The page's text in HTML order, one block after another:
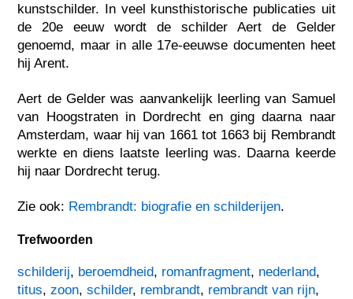
kunstschilder. In veel kunsthistorische publicaties uit
de 20e eeuw wordt de schilder Aert de Gelder
genoemd, maar in alle 17e-eeuwse documenten heet
hij Arent.
Aert de Gelder was aanvankelijk leerling van Samuel
van Hoogstraten in Dordrecht en ging daarna naar
Amsterdam, waar hij van 1661 tot 1663 bij Rembrandt
werkte en diens laatste leerling was. Daarna keerde
hij naar Dordrecht terug.
Zie ook: Rembrandt: biografie en schilderijen.
Trefwoorden
schilderij, beroemdheid, romanfragment, nederland,
titus,zoon,schilder, rembrandt, rembrandt van rijn,